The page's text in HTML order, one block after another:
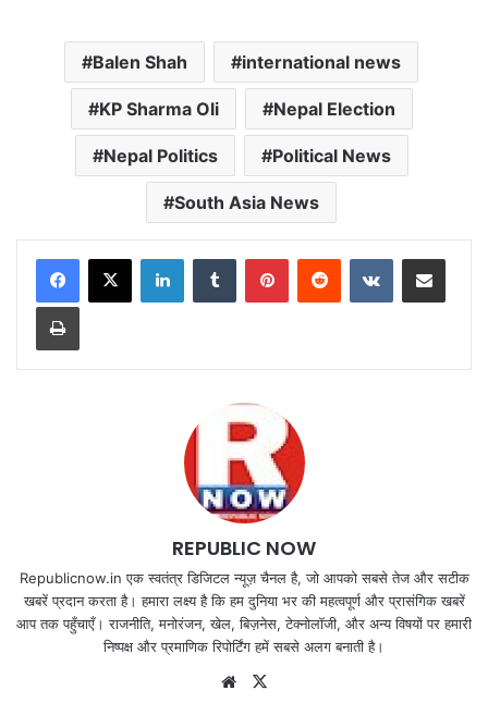
Balen Shah international news
KP Sharma Oli Nepal Election
Nepal Politics Political News
South Asia News
LinkedInTumblr PinterestReddit VKontakteShare via Email
Print
REPUBLIC NOW
Republicnow.in एक स्वतंत्र डिजिटल न्यूज़ चैनल है, जो आपको सबसे तेज और सटीक
खबरें प्रदान करता है। हमारा लक्ष्य है कि हम दुनिया भर की महत्वपूर्ण और प्रासंगिक खबरें
आप तक पहुँचाएँ। राजनीति, मनोरंजन, खेल, बिज़नेस, टेक्नोलॉजी, और अन्य विषयों पर हमारी
निष्पक्ष और प्रमाणिक रिपोर्टिंग हमें सबसे अलग बनाती है।
Website